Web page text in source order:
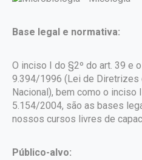
Base legal e normativa:
O inciso I do §2º do art. 39 e
9.394/1996 (Lei de Diretrizes
Nacional), bem como o inciso
5.154/2004, são as bases
nossos cursos livres de
Público-alvo: